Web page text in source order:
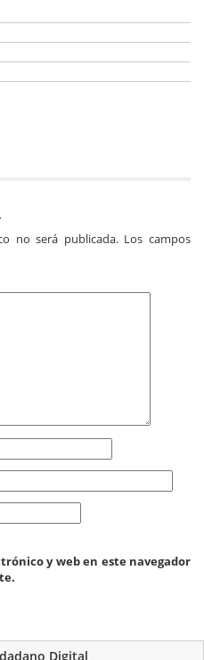
no será publicada. Los campos
y web en este navegador
Digital